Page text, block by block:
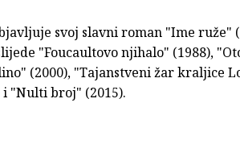
svoj slavni roman "Ime ruže"
"Foucaultovo njihalo" (1988),
(2000), "Tajanstveni žar kraljice
"Nulti broj" (2015).